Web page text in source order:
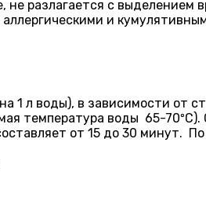
разлагается с выделением
и
1 л воды), в зависимости от
температура воды 65-
от 15 до 30 минут.